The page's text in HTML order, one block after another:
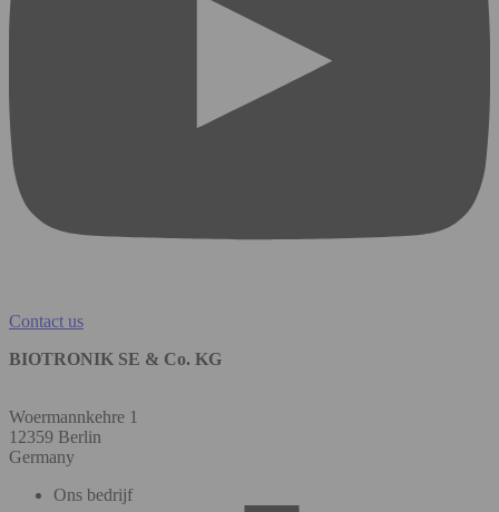
Contact us
BIOTRONIK SE & Co. KG
Woermannkehre 1
12359 Berlin
Germany
Ons bedrijf